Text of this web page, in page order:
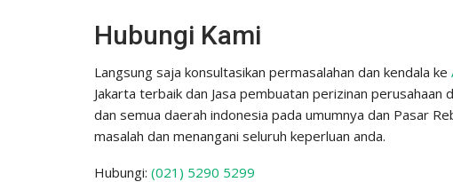
Hubungi Kami
Langsung saja konsultasikan permasalahan dan kendala ke
Jakarta terbaik dan Jasa pembuatan perizinan perusahaan
dan semua daerah indonesia pada umumnya dan Pasar
masalah dan menangani seluruh keperluan anda.
Hubungi: (021) 5290 5299